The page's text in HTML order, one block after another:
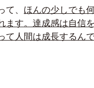
て、 ほんの少しでも
ます。達成感は自信
人間は成長するんで